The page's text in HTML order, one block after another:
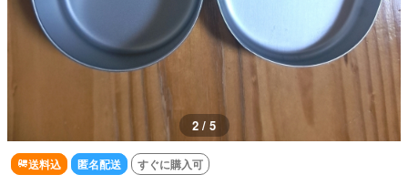
2 / 5
送料込 匿名配送 すぐに購入可